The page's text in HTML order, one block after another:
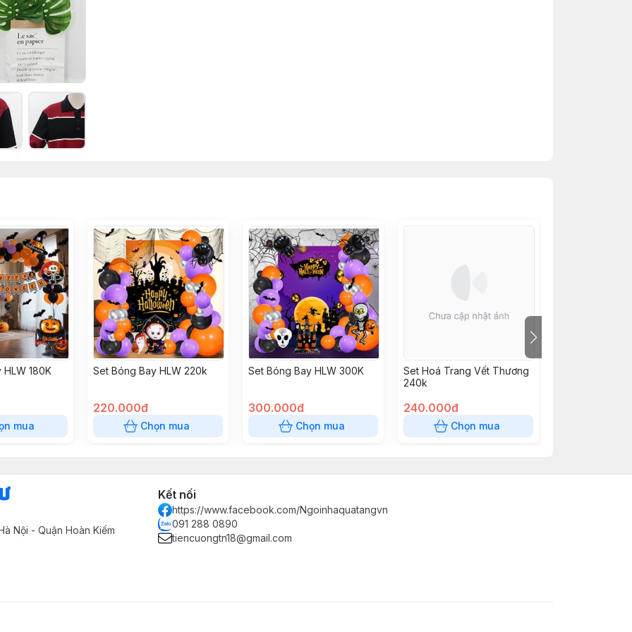
180K
mua
Set Bóng Bay HLW 220k
220.000đ
Chọn mua
Set Bóng Bay HLW 300K
300.000đ
Chọn mua
Set Hoá Trang Vết Thương
240k
240.000đ
Chọn mua
Nội - Quận Hoàn Kiếm
Kết nối
https://www.facebook.com/Ngoinhaquatangvn
091 288 0890
tiencuongtn18@gmail.com